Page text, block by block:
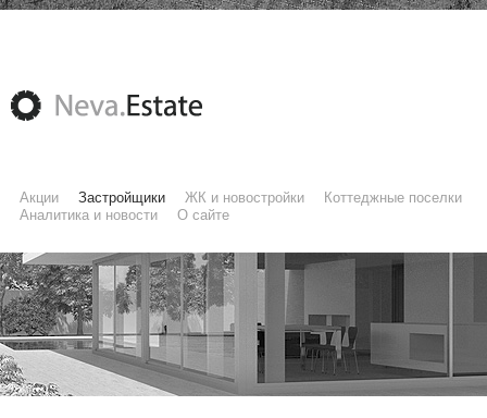
Акции Застройщики ЖК и новостройки
Коттеджные поселки
Аналитика и новости
О сайте